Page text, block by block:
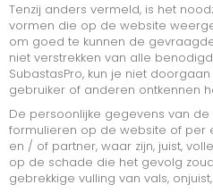
Tenzij anders vermeld, is het
vormen die op de website
om goed te kunnen de
niet verstrekken van alle
SubastasPro, kun je niet
gebruiker of anderen ontkennen
De persoonlijke gegevens van de
formulieren op de website of
en / of partner, waar zijn, juist,
op de schade die het gevolg
gebrekkige vulling van vals,